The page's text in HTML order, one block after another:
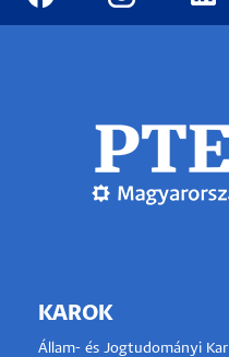
KAROK
Állam- és Jogtudományi Kar